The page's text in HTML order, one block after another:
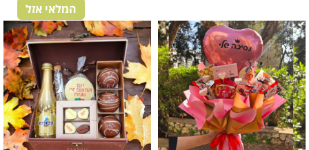
המלאי אזל